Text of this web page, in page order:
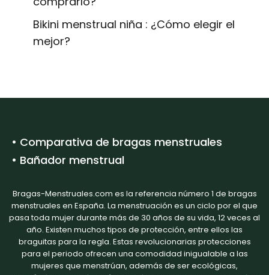
Bikini menstrual niña : ¿Cómo elegir el
mejor?
• Comparativa de bragas menstruales
• Bañador menstrual
Bragas-Menstruales.com es la referencia número 1 de bragas
menstruales en España. La menstruación es un ciclo por el que
pasa toda mujer durante más de 30 años de su vida, 12 veces al
año. Existen muchos tipos de protección, entre ellos las
braguitas para la regla. Estas revolucionarias protecciones
para el periodo ofrecen una comodidad inigualable a las
mujeres que menstrúan, además de ser ecológicas,